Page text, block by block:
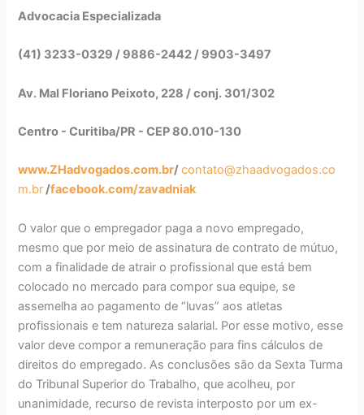
Advocacia Especializada
(41) 3233-0329 / 9886-2442 / 9903-3497
Av. Mal Floriano Peixoto, 228 / conj. 301/302
Centro - Curitiba/PR - CEP 80.010-130
www.ZHadvogados.com.br/contato@zhaadvogados.co
m.br/facebook.com/zavadniak
O valor que o empregador paga a novo empregado,
mesmo que por meio de assinatura de contrato de mútuo,
com a finalidade de atrair o profissional que está bem
colocado no mercado para compor sua equipe, se
assemelha ao pagamento de “luvas” aos atletas
profissionais e tem natureza salarial. Por esse motivo, esse
valor deve compor a remuneração para fins cálculos de
direitos do empregado. As conclusões são da Sexta Turma
do Tribunal Superior do Trabalho, que acolheu, por
unanimidade, recurso de revista interposto por um ex-